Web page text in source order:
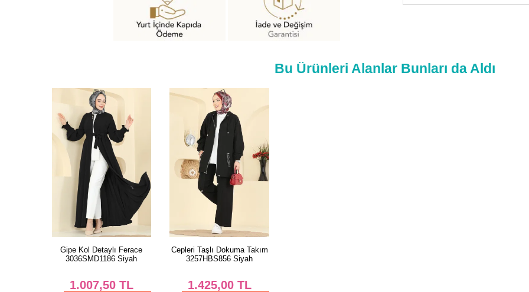
Bu Ürünleri Alanlar Bunları da Aldı
Gipe Kol Detaylı Ferace
3036SMD1186 Siyah
1.007,50TL
Cepleri Taşlı Dokuma Takım
3257HBS856 Siyah
1.425,00TL